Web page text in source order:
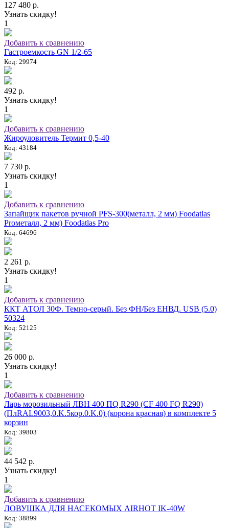
127 480 р.
Узнать скидку!
1
Добавить к сравнению
Гастроемкость GN 1/2-65
Код: 29974
492 р.
Узнать скидку!
1
Добавить к сравнению
Жироуловитель Термит 0,5-40
Код: 43184
7 730 р.
Узнать скидку!
1
Добавить к сравнению
Запайщик пакетов ручной PFS-300(металл, 2 мм) Foodatlas
Proметалл, 2 мм) Foodatlas Pro
Код: 64696
2 261 р.
Узнать скидку!
1
Добавить к сравнению
ККТ АТОЛ 30Ф. Темно-серый. Без ФН/Без ЕНВД. USB (5.0)
50324
Код: 52125
26 000 р.
Узнать скидку!
1
Добавить к сравнению
Ларь морозильный ЛВН 400 ПQ R290 (СF 400 FQ R290)
(ПлRAL9003,0.K.5кор.0.K.0) (корона красная) в комплекте 5
корзин
Код: 39803
44 542 р.
Узнать скидку!
1
Добавить к сравнению
ЛОВУШКА ДЛЯ НАСЕКОМЫХ AIRHOT IK-40W
Код: 38899